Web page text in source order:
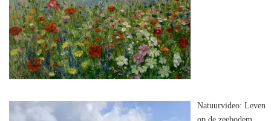
Natuurvideo: Leven